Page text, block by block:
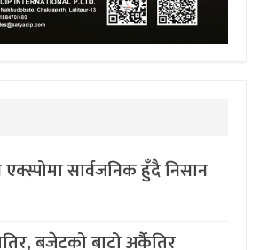
एक्स्पोमा सार्वजनिक हुँदै निसान
बजेटको बाटो अर्कैतिर